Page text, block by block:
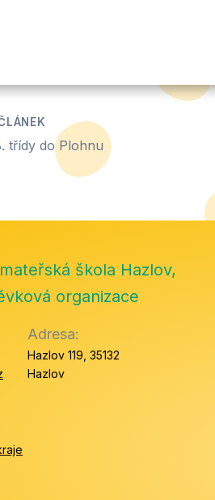
třídy do Plohnu
škola Hazlov,
organizace
Adresa:
Hazlov 119, 35132
Hazlov